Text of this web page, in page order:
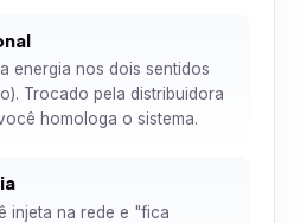
energia nos dois sentidos
Trocado pela distribuidora
homologa o sistema.
injeta na rede e "fica